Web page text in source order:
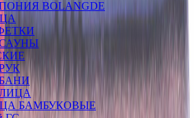
BOLANGDE
БАМБУКОВЫЕ